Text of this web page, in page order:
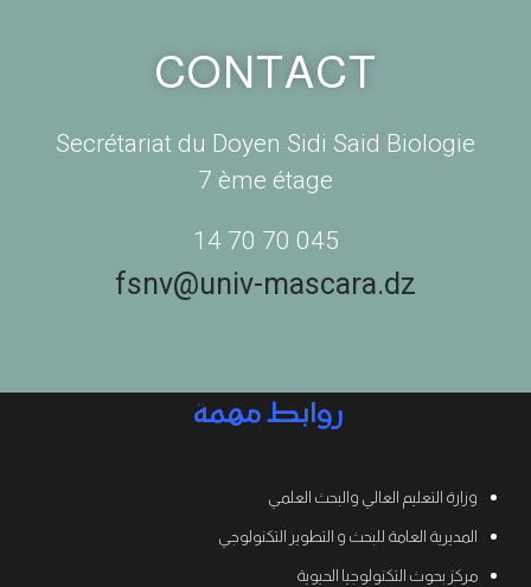
CONTACT
Secrétariat du Doyen Sidi Said Biologie
7 ème étage
045 70 70 14
fsnv@univ-mascara.dz​
روابط مهمة
وزارة التعليم العالي والبحث العلمي
المديرية العامة للبحث و التطوير التكنولوجي
مركز بحوث التكنولوجيا الحيوية